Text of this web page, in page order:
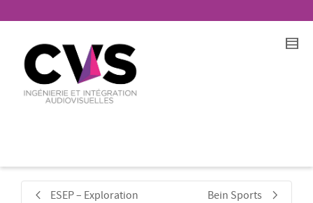
ESEP – Exploration
Bein Sports